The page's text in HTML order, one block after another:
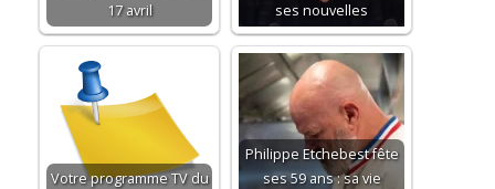
17 avril
ses nouvelles
Votre programme TV du
Philippe Etchebest fête
ses 59 ans : sa vie